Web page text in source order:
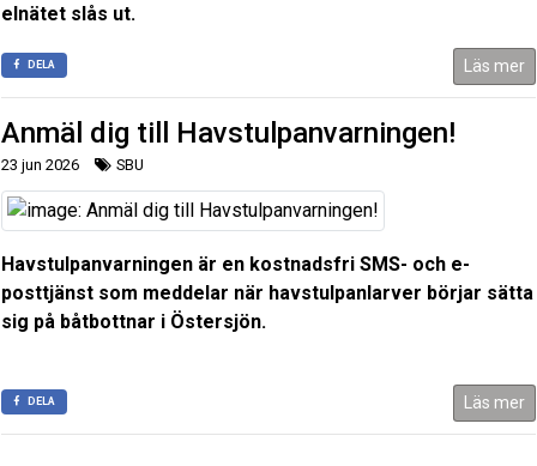
elnätet slås ut.
DELA Läs mer
Anmäl dig till Havstulpanvarningen!
23 jun 2026 SBU
Havstulpanvarningen är en kostnadsfri SMS- och e-
posttjänst som meddelar när havstulpanlarver börjar sätta
sig på båtbottnar i Östersjön.
DELA Läs mer